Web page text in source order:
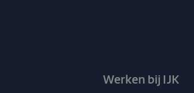
Werken bij IJK